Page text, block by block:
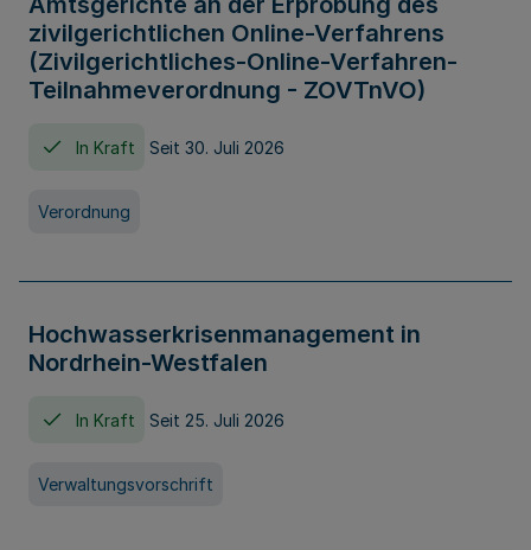
zivilgerichtlichen Online-Verfahrens
(Zivilgerichtliches-Online-Verfahren-
Teilnahmeverordnung - ZOVTnVO)
In Kraft Seit 30. Juli 2026
Verordnung
Hochwasserkrisenmanagement in
Nordrhein-Westfalen
In Kraft Seit 25. Juli 2026
Verwaltungsvorschrift